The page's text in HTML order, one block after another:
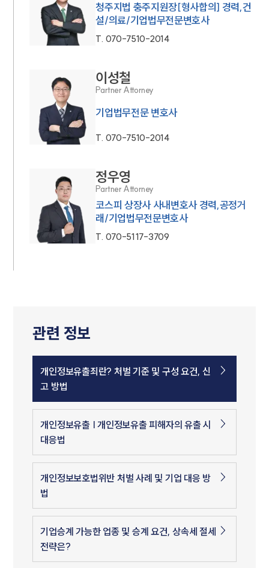
청주지법 충주지원장[형사합의] 경력,건
설/의료/기업법무전문변호사
T. 070-7510-2014
이성철
Partner Attorney
기업법무전문 변호사
T. 070-7510-2014
정우영
Partner Attorney
코스피 상장사 사내변호사 경력,공정거
래/기업법무전문변호사
T. 070-5117-3709
관련 정보
개인정보유출죄란? 처벌 기준 및 구성 요건, 신
고 방법
개인정보유출 | 개인정보유출 피해자의 유출 시
대응법
개인정보보호법위반 처벌 사례 및 기업 대응 방
법
기업승계 가능한 업종 및 승계 요건, 상속세 절세
전략은?